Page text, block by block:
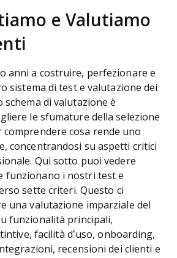
e Valutiamo
anni a costruire, perfezionare e
sistema di test e valutazione dei
di valutazione è
le sfumature della selezione
cosa rende uno
concentrandosi su aspetti critici
Qui sotto puoi vedere
funzionano i nostri test e
sette criteri. Questo ci
una valutazione imparziale del
funzionalità principali,
facilità d’uso, onboarding,
recensioni dei clienti e